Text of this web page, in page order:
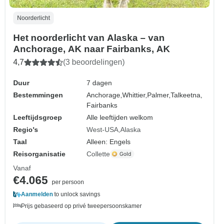
Noorderlicht
Het noorderlicht van Alaska – van
Anchorage, AK naar Fairbanks, AK
4,7 (3 beoordelingen)
Duur
7 dagen
Bestemmingen
Anchorage,Whittier, Palmer,Talkeetna,
Fairbanks
Leeftijdsgroep
Alle leeftijden welkom
Regio's
West-USA Alaska
Taal
Alleen: Engels
Reisorganisatie
Collette
Vanaf
€4.065 per persoon
Aanmelden to unlock savings
Prijs gebaseerd op privé tweepersoonskamer